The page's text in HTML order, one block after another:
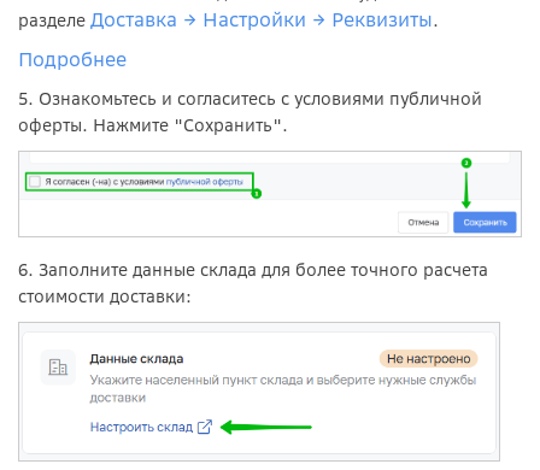
разделе Доставка → Настройки → Реквизиты.
Подробнее
5. Ознакомьтесь и согласитесь с условиями публичной
оферты. Нажмите "Сохранить".
6. Заполните данные склада для более точного расчета
стоимости доставки: